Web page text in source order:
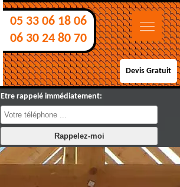
05 33 06 18 06
06 30 24 80 70
Devis Gratuit
Etre rappelé immédiatement: